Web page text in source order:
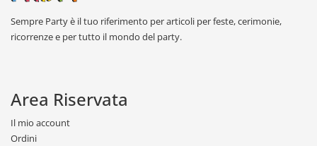
Sempre Party è il tuo riferimento per articoli per feste, cerimonie,
ricorrenze e per tutto il mondo del party.
Area Riservata
Il mio account
Ordini